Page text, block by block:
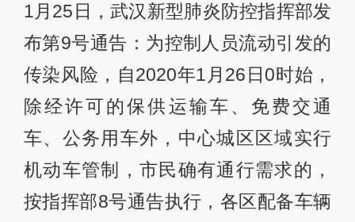
1月25日，武汉新型肺炎防控指挥部发
布第9号通告：为控制人员流动引发的
传染风险，自2020年1月26日0时始，
除经许可的保供运输车、免费交通
车、公务用车外，中心城区区域实行
机动车管制，市民确有通行需求的，
按指挥部8号通告执行，各区配备车辆